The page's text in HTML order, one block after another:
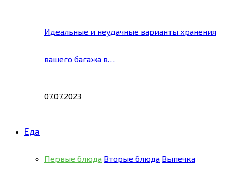
Идеальные и неудачные варианты хранения
вашего багажа в…
07.07.2023
Еда
Первые блюда Вторые блюда Выпечка